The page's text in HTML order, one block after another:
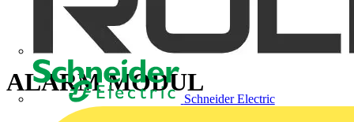
Schneider Electric
ALARM MODUL